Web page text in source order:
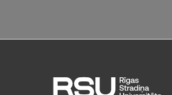
Inovāciju centrs